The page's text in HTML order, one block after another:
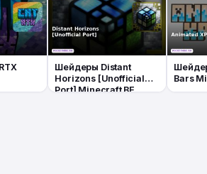
Шейдеры Distant
Horizons [Unofficial
Port] Minecraft BE
Bars